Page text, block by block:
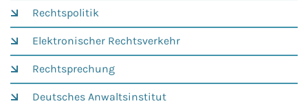
Rechtspolitik
Elektronischer Rechtsverkehr
Rechtsprechung
Deutsches Anwaltsinstitut